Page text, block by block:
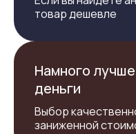
товар дешевле
Намного
деньги
Выбор
заниженной